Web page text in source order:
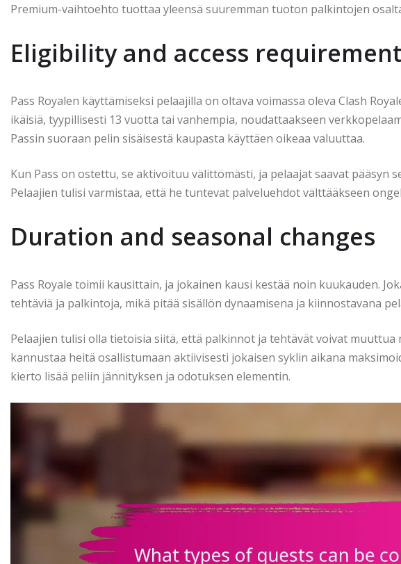
Premium-vaihtoehto tuottaa yleensä suuremman tuoton palkintojen
Eligibility and access
Pass Royalen käyttämiseksi pelaajilla on oltava voimassa oleva Clash
ikäisiä, tyypillisesti 13 vuotta tai vanhempia, noudattaakseen
Passin suoraan pelin sisäisestä kaupasta käyttäen oikeaa valuuttaa.
Kun Pass on ostettu, se aktivoituu välittömästi, ja pelaajat saavat pääsyn
Pelaajien tulisi varmistaa, että he tuntevat palveluehdot välttääkseen
Duration and seasonal changes
Pass Royale toimii kausittain, ja jokainen kausi kestää noin kuukauden.
tehtäviä ja palkintoja, mikä pitää sisällön dynaamisena ja kiinnostavana
Pelaajien tulisi olla tietoisia siitä, että palkinnot ja tehtävät voivat
kannustaa heitä osallistumaan aktiivisesti jokaisen syklin aikana
kierto lisää peliin jännityksen ja odotuksen elementin.